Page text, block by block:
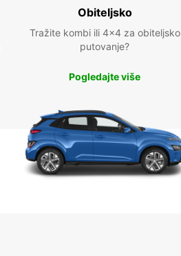
Obiteljsko
Tražite kombi ili 4x4 za obiteljsko
putovanje?
Pogledajte više